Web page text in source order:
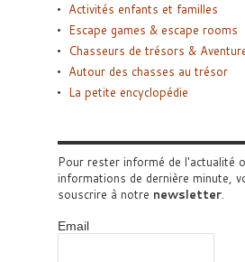
Activités enfants et familles
Escape games & escape rooms
Chasseurs de trésors &
Autour des chasses au trésor
La petite encyclopédie
Pour rester informé de l'actualité
informations de dernière minute,
souscrire à notre newsletter.
Email